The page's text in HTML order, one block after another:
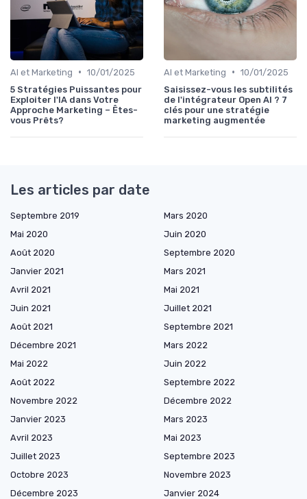
AI et Marketing • 10/01/2025
5 Stratégies Puissantes pour
Exploiter l'IA dans Votre
Approche Marketing – Êtes-
vous Prêts?
AI et Marketing • 10/01/2025
Saisissez-vous les subtilités
de l'intégrateur Open AI ? 7
clés pour une stratégie
marketing augmentée
Les articles par date
Septembre 2019
Mars 2020
Mai 2020
Juin 2020
Août 2020
Septembre 2020
Janvier 2021
Mars 2021
Avril 2021
Mai 2021
Juin 2021
Juillet 2021
Août 2021
Septembre 2021
Décembre 2021
Mars 2022
Mai 2022
Juin 2022
Août 2022
Septembre 2022
Novembre 2022
Décembre 2022
Janvier 2023
Mars 2023
Avril 2023
Mai 2023
Juillet 2023
Septembre 2023
Octobre 2023
Novembre 2023
Décembre 2023
Janvier 2024